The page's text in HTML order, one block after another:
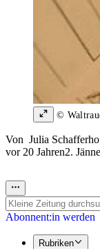
©
Von Julia
vor 20 Jahren2.
Abonnent:in werden
Rubriken